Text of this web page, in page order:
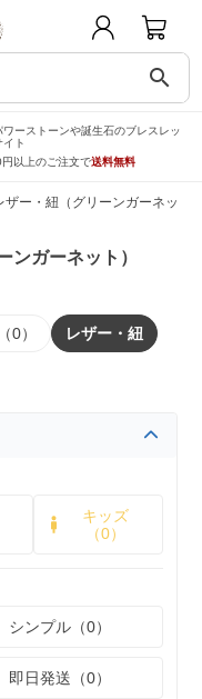
search
ーストーンや誕生石のブレスレッ
イト
以上のご注文で送料無料
ザー・紐（グリーンガーネット
ンガーネット）
0） レザー・紐
キッズ
（0）
シンプル（0）
即日発送（0）